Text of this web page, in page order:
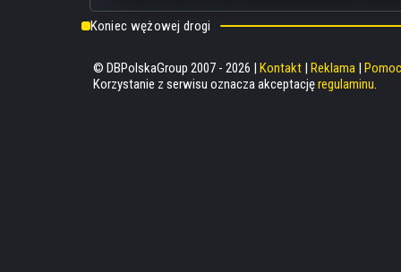
Koniec wężowej drogi
© DBPolskaGroup 2007 - 2026 | Kontakt| Reklama| Pomoc
Korzystanie z serwisu oznacza akceptacjęregulaminu.